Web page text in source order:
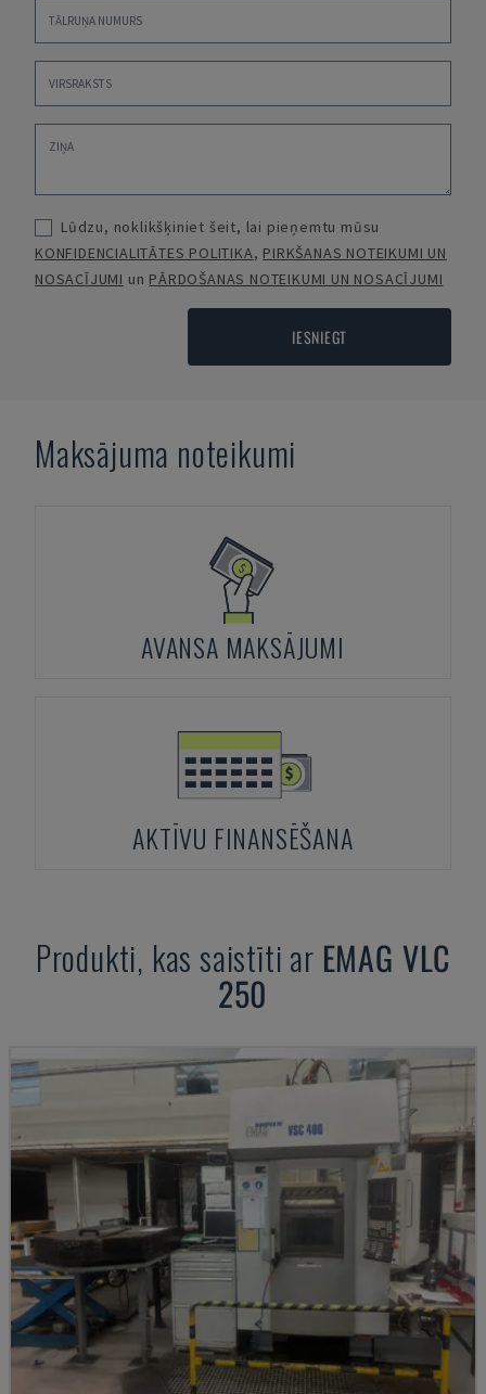
Lūdzu, noklikšķiniet šeit, lai pieņemtu mūsu
KONFIDENCIALITĀTES POLITIKA, PIRKŠANAS NOTEIKUMI UN
NOSACĪJUMI un PĀRDOŠANAS NOTEIKUMI UN NOSACĪJUMI
IESNIEGT
Maksājuma noteikumi
AVANSA MAKSĀJUMI
AKTĪVU FINANSĒŠANA
Produkti, kas saistīti ar EMAG VLC
250